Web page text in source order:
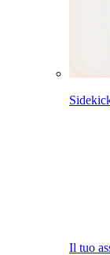
Il tuo